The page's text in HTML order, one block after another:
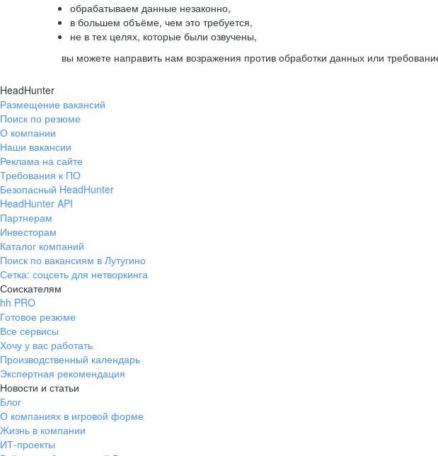
обрабатываем данные незаконно,
в большем объёме, чем это требуется,
не в тех целях, которые были озвучены,
вы можете направить нам возражения против обработки данных или
HeadHunter
Размещение вакансий
Поиск по резюме
О компании
Наши вакансии
Реклама на сайте
Требования к ПО
Безопасный HeadHunter
HeadHunter API
Партнерам
Инвесторам
Каталог компаний
Поиск по вакансиям в Лутугино
Сетка: соцсеть для нетворкинга
Соискателям
hh PRO
Готовое резюме
Все сервисы
Хочу у вас работать
Производственный календарь
Экспертная рекомендация
Новости и статьи
Блог
О компаниях в игровой форме
Жизнь в компании
ИТ-проекты